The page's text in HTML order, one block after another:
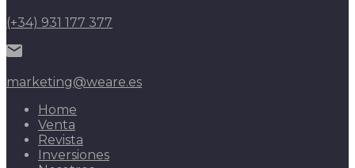
(+34) 931 177 377
marketing@weare.es
Home
Venta
Revista
Inversiones